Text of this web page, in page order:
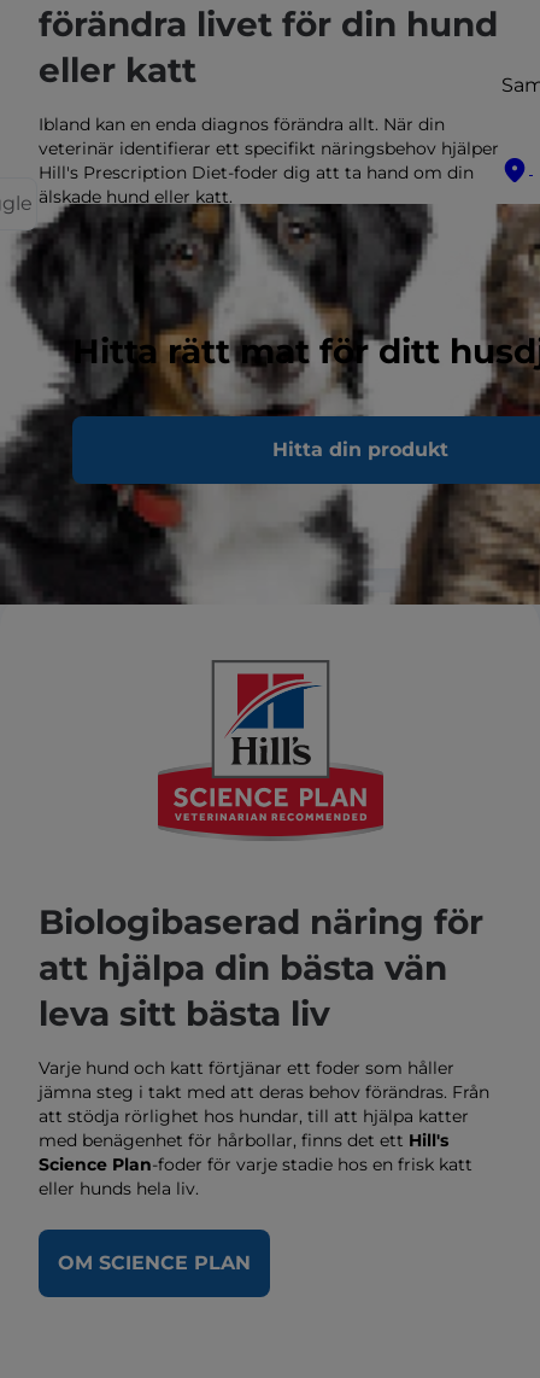
Hitta rätt mat för ditt
Hitta din produkt
förändra livet för din hund
eller katt
Ibland kan en enda diagnos förändra allt. När din
veterinär identifierar ett specifikt näringsbehov hjälper
Hill's Prescription Diet-foder dig att ta hand om din
älskade hund eller katt.
OM PRESCRIPTION DIET
Biologibaserad näring för
att hjälpa din bästa vän
leva sitt bästa liv
Varje hund och katt förtjänar ett foder som håller
jämna steg i takt med att deras behov förändras. Från
att stödja rörlighet hos hundar, till att hjälpa katter
med benägenhet för hårbollar, finns det ett Hill's
Science Plan-foder för varje stadie hos en frisk katt
eller hunds hela liv.
OM SCIENCE PLAN